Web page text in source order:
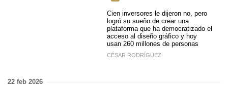
Cien inversores le dijeron no, pero
logró su sueño de crear una
plataforma que ha democratizado el
acceso al diseño gráfico y hoy
usan 260 millones de personas
CÉSAR RODRÍGUEZ
22 feb 2026